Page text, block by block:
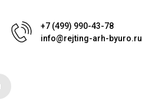
+7 (499) 990-43-78
info@rejting-arh-byuro.ru